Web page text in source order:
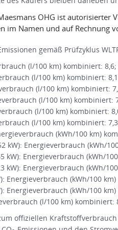
OHG ist autorisierter
im Namen und auf Rechnung
gemäß Prüfzyklus
(l/100 km) kombiniert: 8,6;
(l/100 km) kombiniert:
(l/100 km) kombiniert:
(l/100 km) kombiniert:
(l/100 km) kombiniert:
(l/100 km) kombiniert:
(kWh/100 km)
kW): Energieverbrauch (kWh/
kW): Energieverbrauch (kWh/
kW): Energieverbrauch (kWh/
Energieverbrauch (kWh/100
Energieverbrauch (kWh/100
(l/100 km) kombiniert:
offiziellen